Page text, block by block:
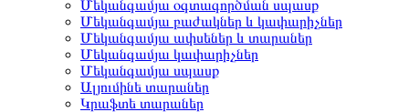
Մեկանգամյա օգտագործման սպասք
Մեկանգամյա բաժակներ և կափարիչներ
Մեկանգամյա ափսեներ և տարաներ
Մեկանգամյա կափարիչներ
Մեկանգամյա սպասք
Ալյումինե տարաներ
Կրաֆտե տարաներ